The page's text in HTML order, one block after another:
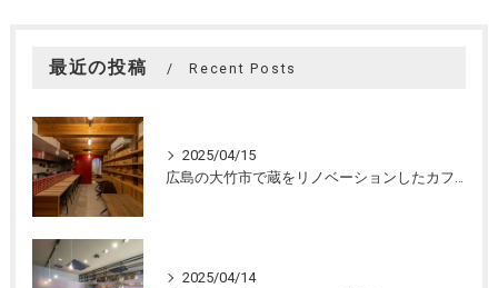
最近の投稿 Recent Posts
2025/04/15
広島の大竹市で蔵をリノベーションしたカフェの設計。店舗設計、店舗デザインはasazu design office
2025/04/14